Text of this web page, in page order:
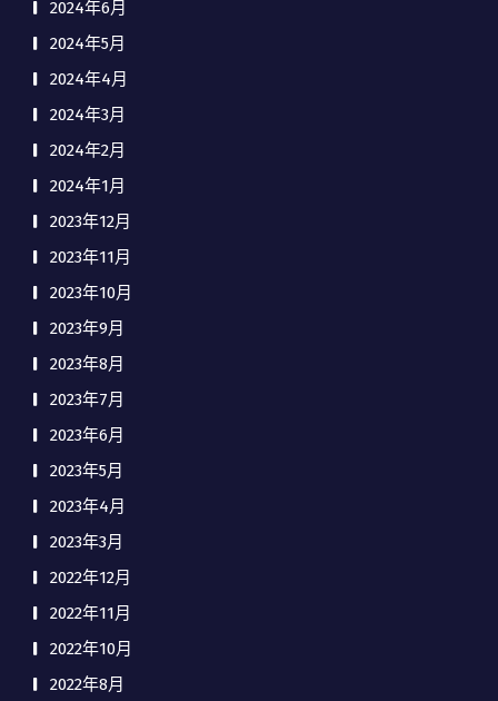
2024年6月
2024年5月
2024年4月
2024年3月
2024年2月
2024年1月
2023年12月
2023年11月
2023年10月
2023年9月
2023年8月
2023年7月
2023年6月
2023年5月
2023年4月
2023年3月
2022年12月
2022年11月
2022年10月
2022年8月